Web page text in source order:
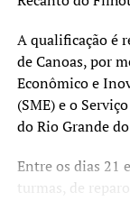
para
que
Obras vão
A qualificação é
de Canoas, por
Econômico e
(SME) e o
do Rio Grande
Entre os dias 21
turmas, de